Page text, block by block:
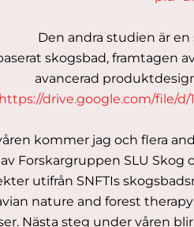
Den andra studien är
skogsbad, framtagen
avancerad
https://drive.google.com/file/d/
kommer jag och flera
Forskargruppen SLU
utifrån SNFTIs
nature and forest
Nästa steg under våren